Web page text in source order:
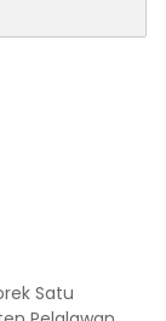
Satu